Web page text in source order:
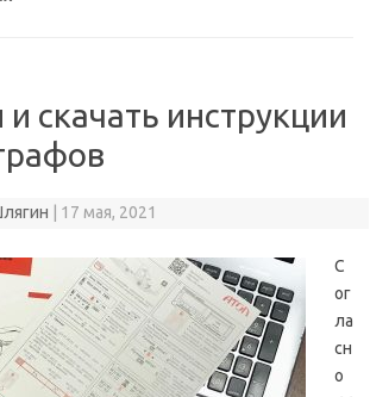
и скачать инструкции
17 мая, 2021
С
ог
ла
сн
о